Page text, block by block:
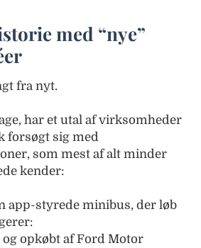
med “nye”
fra nyt.
har et utal af virksomheder
forsøgt sig med
som mest af alt minder
kender:
app-styrede minibus, der løb
og opkøbt af Ford Motor